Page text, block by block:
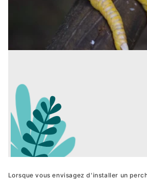
The Lodge
Disponible en S, M et
À partir de 465,12 €
Disponible en taille
Roues pour
Déplacez votre
À partir de 89,26 €
Protégez vos poules
Lorsque vous envisagez d'installer un